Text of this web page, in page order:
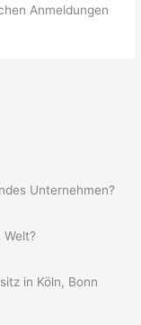
Anmeldungen
Unternehmen?
in Köln, Bonn